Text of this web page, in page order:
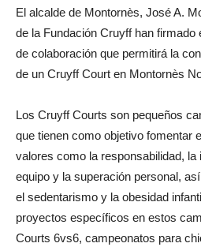
El alcalde de Montornès, José A.
de la Fundación Cruyff han
de colaboración que permitirá la
de un Cruyff Court en Montornès
Los Cruyff Courts son pequeños
que tienen como objetivo fomentar
valores como la responsabilidad, la
equipo y la superación personal,
el sedentarismo y la obesidad
proyectos específicos en estos
Courts 6vs6, campeonatos para